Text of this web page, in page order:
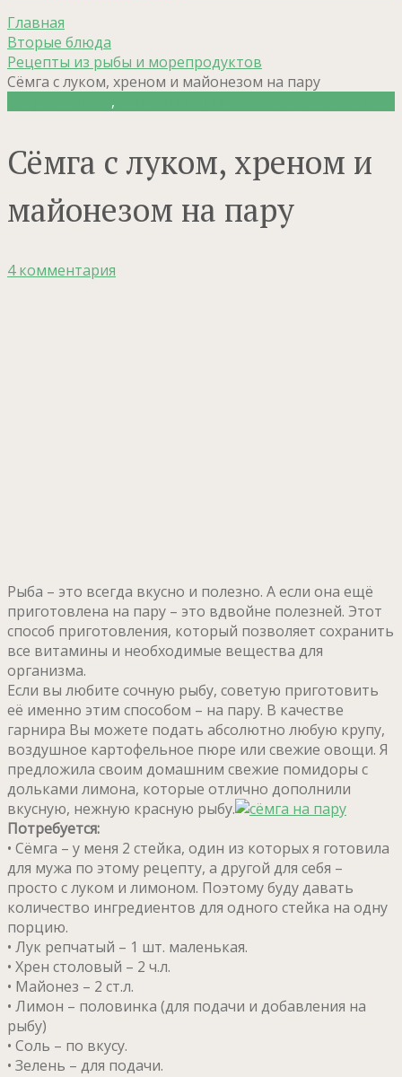
Главная
Вторые блюда
Рецепты из рыбы и морепродуктов
Сёмга с луком, хреном и майонезом на пару
,
Сёмга с луком, хреном и
майонезом на пару
4 комментария
Рыба – это всегда вкусно и полезно. А если она ещё
приготовлена на пару – это вдвойне полезней. Этот
способ приготовления, который позволяет сохранить
все витамины и необходимые вещества для
организма.
Если вы любите сочную рыбу, советую приготовить
её именно этим способом – на пару. В качестве
гарнира Вы можете подать абсолютно любую крупу,
воздушное картофельное пюре или свежие овощи. Я
предложила своим домашним свежие помидоры с
дольками лимона, которые отлично дополнили
вкусную, нежную красную рыбу.
Потребуется:
• Сёмга – у меня 2 стейка, один из которых я готовила
для мужа по этому рецепту, а другой для себя –
просто с луком и лимоном. Поэтому буду давать
количество ингредиентов для одного стейка на одну
порцию.
• Лук репчатый – 1 шт. маленькая.
• Хрен столовый – 2 ч.л.
• Майонез – 2 ст.л.
• Лимон – половинка (для подачи и добавления на
рыбу)
• Соль – по вкусу.
• Зелень – для подачи.